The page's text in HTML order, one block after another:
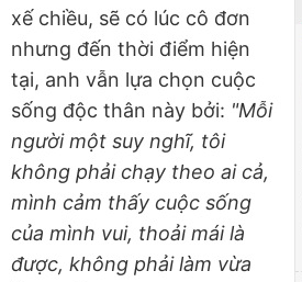
xế chiều, sẽ có lúc cô đơn
nhưng đến thời điểm hiện
tại, anh vẫn lựa chọn cuộc
sống độc thân này bởi: "Mỗi
người một suy nghĩ, tôi
không phải chạy theo ai cả,
mình cảm thấy cuộc sống
của mình vui, thoải mái là
được, không phải làm vừa